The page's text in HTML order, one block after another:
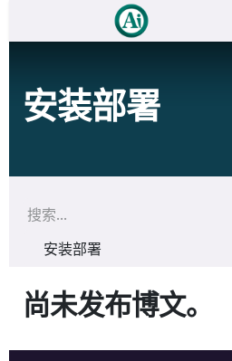
安装部署
安装部署
尚未发布博文。